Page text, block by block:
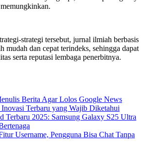
strategi tersebut, jurnal ilmiah berbasis
mudah dan cepat terindeks, sehingga dapat
serta reputasi lembaga penerbitnya.
Berita Agar Lolos Google News
Terbaru yang Wajib Diketahui
Terbaru 2025: Samsung Galaxy S25 Ultra
Username, Pengguna Bisa Chat Tanpa